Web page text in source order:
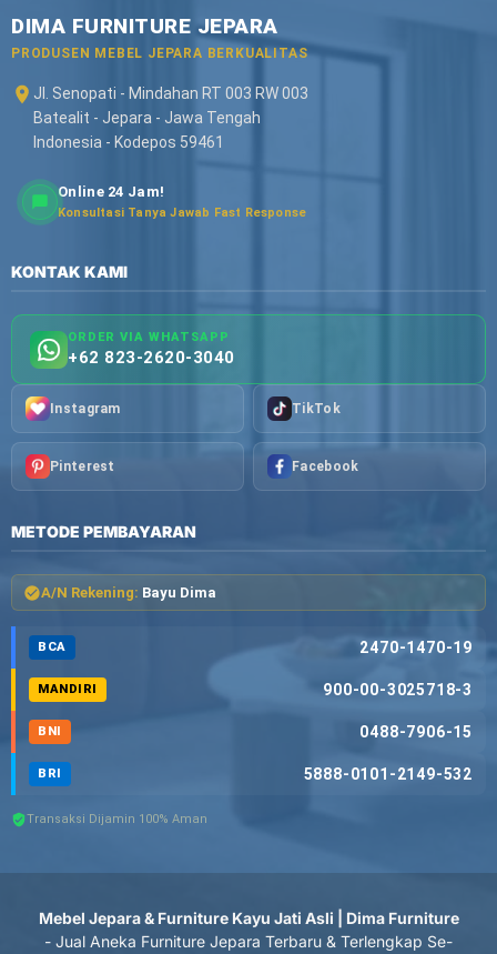
DIMA FURNITURE JEPARA
PRODUSEN MEBEL JEPARA BERKUALITAS
Jl. Senopati - Mindahan RT 003 RW 003
Batealit - Jepara - Jawa Tengah
Indonesia - Kodepos 59461
Online 24 Jam!
Konsultasi Tanya Jawab Fast Response
KONTAK KAMI
ORDER VIA WHATSAPP
+62 823-2620-3040
Instagram TikTok
Pinterest Facebook
METODE PEMBAYARAN
A/N Rekening: Bayu Dima
BCA 2470-1470-19
MANDIRI 900-00-3025718-3
BNI 0488-7906-15
BRI 5888-0101-2149-532
Transaksi Dijamin 100% Aman
Mebel Jepara & Furniture Kayu Jati Asli | Dima Furniture
- Jual Aneka Furniture Jepara Terbaru & Terlengkap Se-